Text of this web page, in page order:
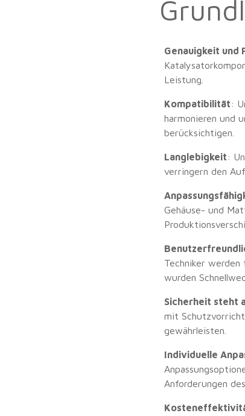
Genauigkeit und
Leistung.
Kompatibilität:
harmonieren und
berücksichtigen.
Langlebigkeit:
verringern den
Gehäuse- und
Techniker
wurden
Sicherheit steht
mit
gewährleisten.
Individuelle
Anforderungen